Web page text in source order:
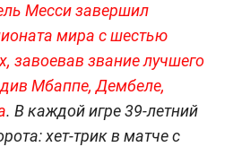
Месси завершил
мира с шестью
завоевав звание лучшего
Мбаппе, Дембеле,
. В каждой игре 39-летний
хет-трик в матче с